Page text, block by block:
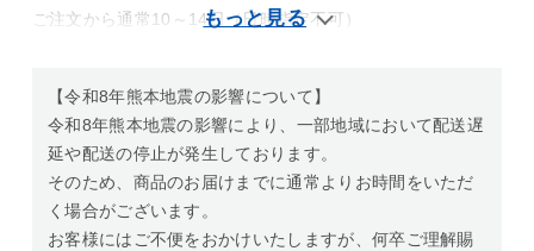
ご注文から通常10～14日（日時指定不可）
【令和8年熊本地震の影響について】
令和8年熊本地震の影響により、一部地域において配送遅
延や配送の停止が発生しております。
そのため、商品のお届けまでに通常よりお時間をいただ
く場合がございます。
お客様にはご不便をおかけいたしますが、何卒ご理解賜